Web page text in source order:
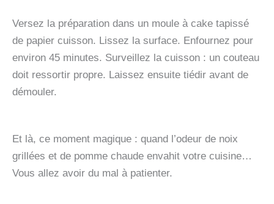
Versez la préparation dans un moule à cake tapissé
de papier cuisson. Lissez la surface. Enfournez pour
environ 45 minutes. Surveillez la cuisson : un couteau
doit ressortir propre. Laissez ensuite tiédir avant de
démouler.
Et là, ce moment magique : quand l’odeur de noix
grillées et de pomme chaude envahit votre cuisine…
Vous allez avoir du mal à patienter.